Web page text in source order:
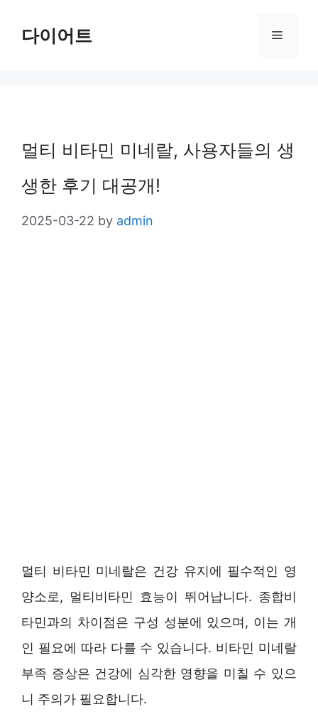
다이어트 Menu
멀티 비타민 미네랄, 사용자들의 생
생한 후기 대공개!
2025-03-22 by admin
멀티 비타민 미네랄은 건강 유지에 필수적인 영
양소로, 멀티비타민 효능이 뛰어납니다. 종합비
타민과의 차이점은 구성 성분에 있으며, 이는 개
인 필요에 따라 다를 수 있습니다. 비타민 미네랄
부족 증상은 건강에 심각한 영향을 미칠 수 있으
니 주의가 필요합니다.